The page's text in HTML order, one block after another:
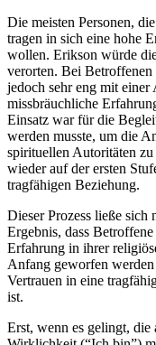
Die meisten Personen,
tragen in sich eine hohe
wollen. Erikson würde
verorten. Bei
jedoch sehr eng mit einer
missbräuchliche
Einsatz war für die
werden musste, um die
spirituellen Autoritäten
wieder auf der ersten
tragfähigen Beziehung.
Dieser Prozess ließe
Ergebnis, dass
Erfahrung in ihrer
Anfang geworfen
Vertrauen in eine
ist.
Erst, wenn es gelingt, die